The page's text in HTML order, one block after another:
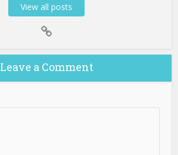
View all posts
Leave a Comment